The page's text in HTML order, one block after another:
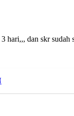
hari,,, dan skr sudah